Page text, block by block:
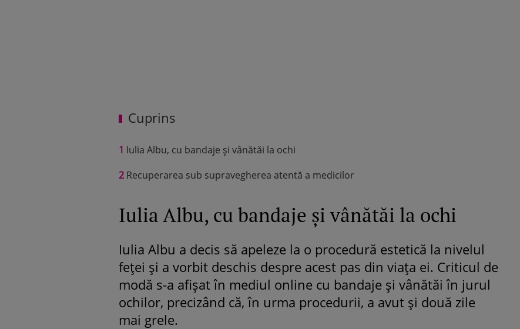
Cuprins
1 Iulia Albu, cu bandaje și vânătăi la ochi
2 Recuperarea sub supravegherea atentă a medicilor
Iulia Albu, cu bandaje și vânătăi la ochi
Iulia Albu a decis să apeleze la o procedură estetică la nivelul
feței și a vorbit deschis despre acest pas din viața ei. Criticul de
modă s-a afișat în mediul online cu bandaje și vânătăi în jurul
ochilor, precizând că, în urma procedurii, a avut și două zile
mai grele.